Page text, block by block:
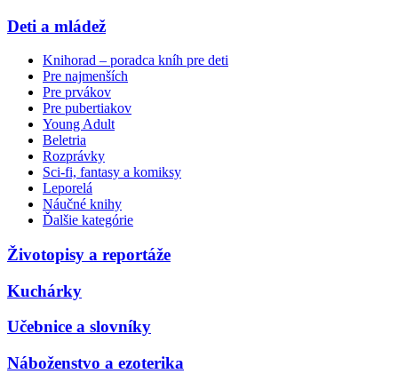
Deti a mládež
Knihorad – poradca kníh pre deti
Pre najmenších
Pre prvákov
Pre pubertiakov
Young Adult
Beletria
Rozprávky
Sci-fi, fantasy a komiksy
Leporelá
Náučné knihy
Ďalšie kategórie
Životopisy a reportáže
Kuchárky
Učebnice a slovníky
Náboženstvo a ezoterika